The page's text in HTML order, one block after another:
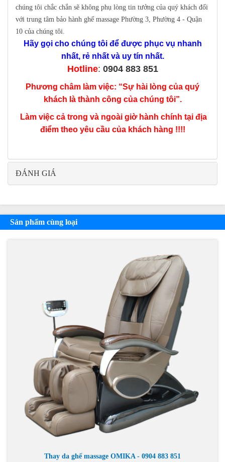
chúng tôi chắc chắn sẽ không phụ lòng tin tưởng của quý khách đối
với trung tâm bảo hành ghế massage Phường 3, Phường 4 - Quận
10 của chúng tôi.
Hãy gọi cho chúng tôi để được phục vụ nhanh
nhất, rẻ nhất và uy tín nhất.
Hotline: 0904 883 851
Phương châm làm việc: “Sự hài lòng của quý
khách là thành công của chúng tôi”.
Làm việc cả trong và ngoài giờ hành chính tại địa
điểm theo yêu cầu của khách hàng !!!!
ĐÁNH GIÁ
Sản phẩm cùng loại
Thay da ghế massage OMIKA - 0904 883 851